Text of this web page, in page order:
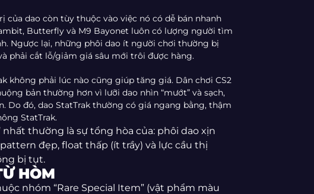
của dao còn tùy thuộc vào việc nó có dễ bán nhanh
Butterfly và M9 Bayonet luôn có lượng người tìm
Ngược lại, những phôi dao ít người chơi thường bị
phải cắt lỗ/giảm giá sâu mới trôi được hàng.
không phải lúc nào cũng giúp tăng giá. Dân chơi CS2
bản thường hơn vì lưỡi dao nhìn “mướt” và sạch,
Do đó, dao StatTrak thường có giá ngang bằng, thậm
StatTrak.
nhất thường là sự tổng hòa của: phôi dao xịn
đẹp, float thấp (ít trầy) và lực cầu thị
bị tụt.
HÒM
nhóm “Rare Special Item” (vật phẩm màu